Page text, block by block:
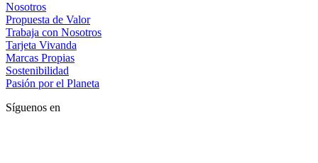
Nosotros
Propuesta de Valor
Trabaja con Nosotros
Tarjeta Vivanda
Marcas Propias
Sostenibilidad
Pasión por el Planeta
Síguenos en